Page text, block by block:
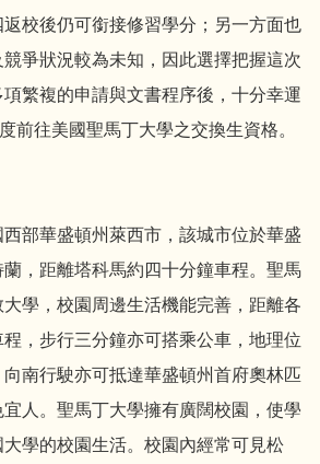
校後仍可銜接修習學分；另一方面也
爭狀況較為未知，因此選擇把握這次
繁複的申請與文書程序後，十分幸運
前往美國聖馬丁大學之交換生資格。
部華盛頓州萊西市，該城市位於華盛
，距離塔科馬約四十分鐘車程。聖馬
學，校園周邊生活機能完善，距離各
，步行三分鐘亦可搭乘公車，地理位
南行駛亦可抵達華盛頓州首府奧林匹
人。聖馬丁大學擁有廣闊校園，使學
學的校園生活。校園內經常可見松